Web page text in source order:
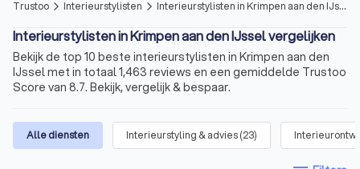
Trustoo arrow_forward_ios Interieurstylisten arrow_forward_ios Interieurstylisten in Krimpen aan den IJssel
Interieurstylisten in Krimpen aan den IJssel vergelijken
Bekijk de top 10 beste interieurstylisten in Krimpen aan den
IJssel met in totaal 1,463 reviews en een gemiddelde Trustoo
Score van 8.7. Bekijk, vergelijk & bespaar.
Alle diensten Interieurstyling & advies(23)